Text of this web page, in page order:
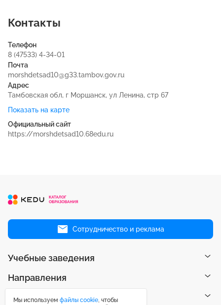
Контакты
Телефон
8 (47533) 4-34-01
Почта
morshdetsad10@g33.tambov.gov.ru
Адрес
Тамбовская обл, г Моршанск, ул Ленина, стр 67
Показать на карте
Официальный сайт
https://morshdetsad10.68edu.ru
Сотрудничество и реклама
Учебные заведения
Направления
Рейтинги
Мы используем файлы cookie, чтобы